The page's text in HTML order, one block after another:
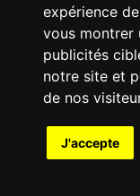
expérience
vous montrer
publicités
notre site et
de nos
J'accepte
© 2003-2029 - Tous